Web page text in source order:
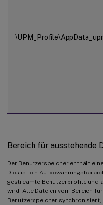
Bereich für ausstehende
Der Benutzerspeicher enthält
Dies ist ein
gestreamte Benutzerprofile und
wird. Alle Dateien vom Bereich
Benutzerspeicher synchronisiert,